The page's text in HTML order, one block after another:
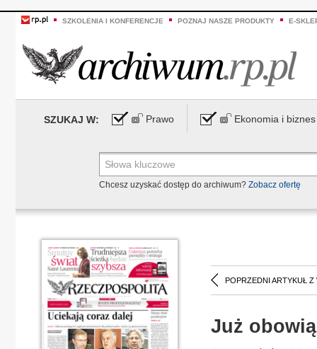
SZKOLENIA I KONFERENCJE POZNAJ NASZE PRODUKTY E-
SZUKAJ W: Prawo Ekonomia i biznes
Chcesz uzyskać dostęp do archiwum? Zobacz ofertę
POPRZEDNI ARTYKUŁ Z
Już